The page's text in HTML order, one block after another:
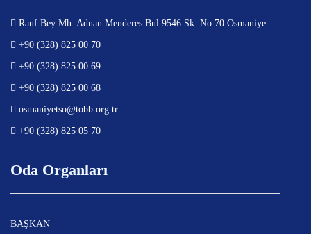
Rauf Bey Mh. Adnan Menderes Bul 9546 Sk. No:70 Osmaniye
+90 (328) 825 00 70
+90 (328) 825 00 69
+90 (328) 825 00 68
osmaniyetso@tobb.org.tr
+90 (328) 825 05 70
Oda Organları
BAŞKAN